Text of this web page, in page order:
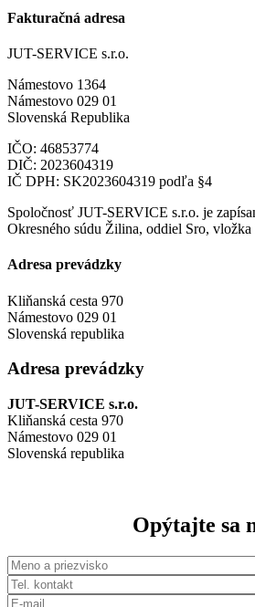
Fakturačná adresa
JUT-SERVICE s.r.o.
Námestovo 1364
Námestovo 029 01
Slovenská Republika
IČO: 46853774
DIČ: 2023604319
IČ DPH: SK2023604319 podľa §4
Spoločnosť JUT-SERVICE s.r.o. je
Okresného súdu Žilina, oddiel Sro,
Adresa prevádzky
Kliňanská cesta 970
Námestovo 029 01
Slovenská republika
Adresa prevádzky
JUT-SERVICE s.r.o.
Kliňanská cesta 970
Námestovo 029 01
Slovenská republika
Opýtajte sa